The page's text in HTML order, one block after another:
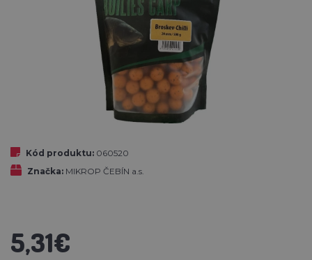
Kód produktu: 060520
Značka: MIKROP ČEBÍN a.s.
5,31€